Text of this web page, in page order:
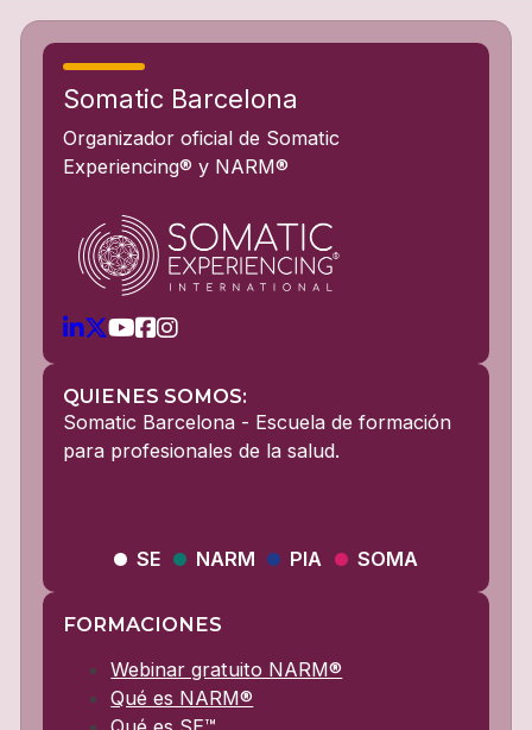
Somatic Barcelona
Organizador oficial de Somatic
Experiencing® y NARM®
QUIENES SOMOS:
Somatic Barcelona - Escuela de formación
para profesionales de la salud.
SE NARM PIA SOMA
FORMACIONES
Webinar gratuito NARM®
Qué es NARM®